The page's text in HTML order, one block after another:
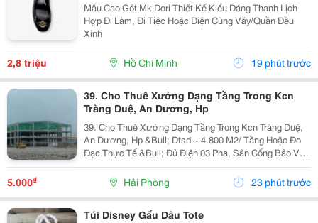
Mẫu Cao Gót Mk Dori Thiết Kế Kiểu Dáng Thanh Lịch
Hợp Đi Làm, Đi Tiệc Hoặc Diện Cùng Váy/Quần Đều
Xinh
2,8 triệu Hồ Chí Minh 19 phút trước
39. Cho Thuê Xưởng Dạng Tầng Trong Kcn
Tràng Duệ, An Dương, Hp
39. Cho Thuê Xưởng Dạng Tầng Trong Kcn Tràng Duệ,
An Dương, Hp &Bull; Dtsd ~ 4.800 M2/ Tầng Hoặc Đo
Đạc Thực Tế &Bull; Đủ Điện 03 Pha, Sân Cổng Bảo Vệ,
Pccc Tự Động, Mới 100% &Bull; Giá Chào Thuê 5.25
Usd/ M2/ Tháng
5.000₫ Hải Phòng 23 phút trước
Túi Disney Gấu Dâu Tote